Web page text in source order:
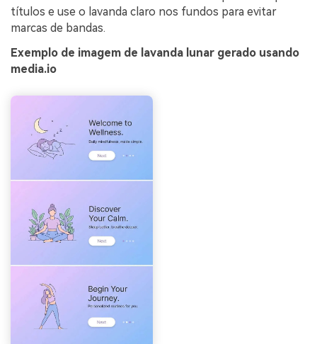
títulos e use o lavanda claro nos fundos para evitar
marcas de bandas.
Exemplo de imagem de lavanda lunar gerado usando
media.io